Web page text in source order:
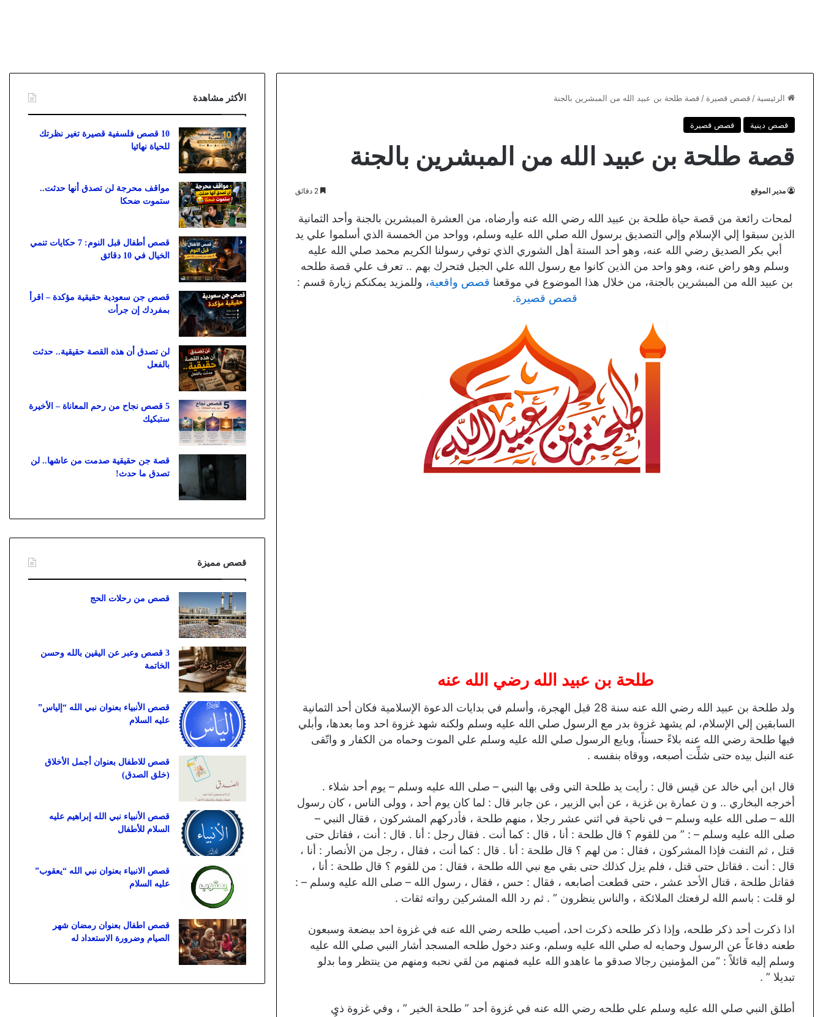
الرئيسية / قصص قصيرة / قصة طلحة بن عبيد الله من المبشرين بالجنة
قصص دينية قصص قصيرة
قصة طلحة بن عبيد الله من المبشرين بالجنة
مدير الموقع
لمحات رائعة من قصة حياة طلحة بن عبيد الله رضي الله عنه وأرضاه، من العشرة المبشرين بالجنة وأحد الثمانية
الذين سبقوا إلي الإسلام وإلي التصديق برسول الله صلي الله عليه وسلم، وواحد من الخمسة الذي أسلموا علي يد
أبي بكر الصديق رضي الله عنه، وهو أحد الستة أهل الشوري الذي توفي رسولنا الكريم محمد صلي الله عليه
وسلم وهو راض عنه، وهو واحد من الذين كانوا مع رسول الله علي الجبل فتحرك بهم .. تعرف علي قصة طلحه
بن عبيد الله من المبشرين بالجنة، من خلال هذا الموضوع في موقعنا قصص واقعية، وللمزيد يمكنكم زيارة قسم :
قصص قصيرة.
طلحة بن عبيد الله رضي الله عنه
ولد طلحة بن عبيد الله رضي الله عنه سنة 28 قبل الهجرة، وأسلم في بدايات الدعوة الإسلامية فكان أحد الثمانية
السابقين إلي الإسلام، لم يشهد غزوة بدر مع الرسول صلي الله عليه وسلم ولكنه شهد غزوة احد وما بعدها، وأبلي
فيها طلحة رضي الله عنه بلاءً حسناً، وبايع الرسول صلي الله عليه وسلم علي الموت وحماه من الكفار و واتّقى
عنه النبل بيده حتى شلِّت أصبعه، ووقاه بنفسه .
قال ابن أبي خالد عن قيس قال : رأيت يد طلحة التي وقى بها النبي – صلى الله عليه وسلم – يوم أحد شلاء .
أخرجه البخاري .. و ن عمارة بن غزية ، عن أبي الزبير ، عن جابر قال : لما كان يوم أحد ، وولى الناس ، كان رسول
الله – صلى الله عليه وسلم – في ناحية في اثني عشر رجلا ، منهم طلحة ، فأدركهم المشركون ، فقال النبي –
صلى الله عليه وسلم – : ” من للقوم ؟ قال طلحة : أنا ، قال : كما أنت . فقال رجل : أنا . قال : أنت ، فقاتل حتى
قتل ، ثم التفت فإذا المشركون ، فقال : من لهم ؟ قال طلحة : أنا . قال : كما أنت ، فقال ، رجل من الأنصار : أنا ،
قال : أنت . فقاتل حتى قتل ، فلم يزل كذلك حتى بقي مع نبي الله طلحة ، فقال : من للقوم ؟ قال طلحة : أنا ،
فقاتل طلحة ، قتال الأحد عشر ، حتى قطعت أصابعه ، فقال : حس ، فقال ، رسول الله – صلى الله عليه وسلم – :
لو قلت : باسم الله لرفعتك الملائكة ، والناس ينظرون ” . ثم رد الله المشركين رواته ثقات .
اذا ذكرت أحد ذكر طلحه، وإذا ذكر طلحه ذكرت احد، أصيب طلحه رضي الله عنه في غزوة احد ببضعة وسبعون
طعنه دفاعاً عن الرسول وحمايه له صلي الله عليه وسلم، وعند دخول طلحه المسجد أشار النبي صلي الله عليه
وسلم إليه قائلاً : “من المؤمنين رجالا صدقو ما عاهدو الله عليه فمنهم من لقي نحبه ومنهم من ينتظر وما بدلو
تبديلا ” .
أطلق النبي صلي الله عليه وسلم علي طلحه رضي الله عنه في غزوة أحد ” طلحة الخير ” ، وفي غزوة ذي
الأكثر مشاهدة
10 قصص فلسفية قصيرة تغير نظرتك
للحياة نهائيا
مواقف محرجة لن تصدق أنها حدثت..
ستموت ضحكا
قصص أطفال قبل النوم: 7 حكايات تنمي
الخيال في 10 دقائق
قصص جن سعودية حقيقية مؤكدة – اقرأ
بمفردك إن جرأت
لن تصدق أن هذه القصة حقيقية.. حدثت
بالفعل
5 قصص نجاح من رحم المعاناة – الأخيرة
ستبكيك
قصة جن حقيقية صدمت من عاشها.. لن
تصدق ما حدث!
قصص مميزة
قصص من رحلات الحج
3 قصص وعبر عن اليقين بالله وحسن
الخاتمة
قصص الأنبياء بعنوان نبي الله “إلياس”
عليه السلام
قصص للاطفال بعنوان أجمل الأخلاق
(خلق الصدق)
قصص الأنبياء نبي الله إبراهيم عليه
السلام للأطفال
قصص الانبياء بعنوان نبي الله “يعقوب”
عليه السلام
قصص اطفال بعنوان رمضان شهر
الصيام وضرورة الاستعداد له